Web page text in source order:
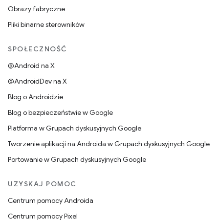
Obrazy fabryczne
Pliki binarne sterowników
SPOŁECZNOŚĆ
@Android na X
@AndroidDev na X
Blog o Androidzie
Blog o bezpieczeństwie w Google
Platforma w Grupach dyskusyjnych Google
Tworzenie aplikacji na Androida w Grupach dyskusyjnych Google
Portowanie w Grupach dyskusyjnych Google
UZYSKAJ POMOC
Centrum pomocy Androida
Centrum pomocy Pixel